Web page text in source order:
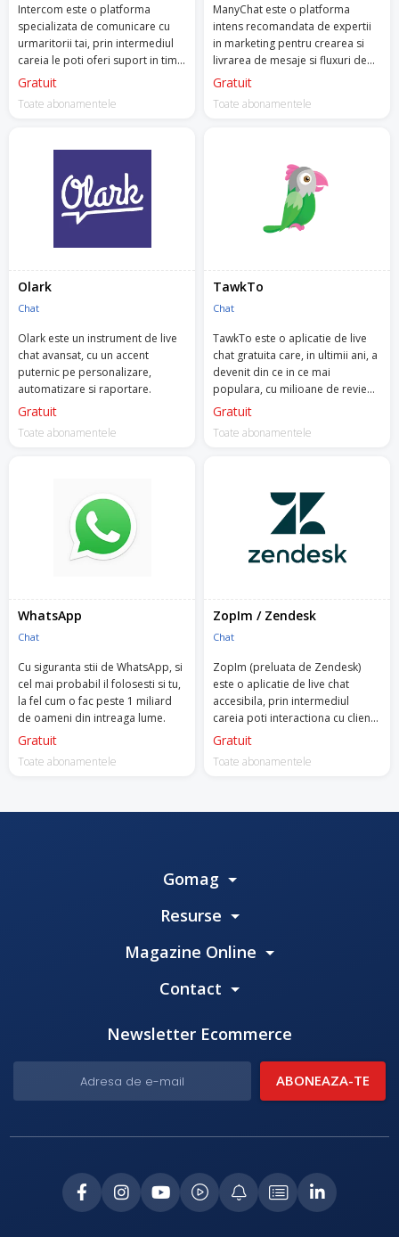
Intercom este o platforma
specializata de comunicare cu
urmaritorii tai, prin intermediul
careia le poti oferi suport in timp
real, prin aplicatie, pe social
Gratuit
Toate abonamentele
ManyChat este o platforma
intens recomandata de expertii
in marketing pentru crearea si
livrarea de mesaje si fluxuri de
mesaje automatizate, catre
Gratuit
Toate abonamentele
Olark
Chat
Olark este un instrument de live
chat avansat, cu un accent
puternic pe personalizare,
automatizare si raportare.
Gratuit
Toate abonamentele
TawkTo
Chat
TawkTo este o aplicatie de live
chat gratuita care, in ultimii ani, a
devenit din ce in ce mai
populara, cu milioane de review-
uri de 5 stele.
Gratuit
Toate abonamentele
WhatsApp
Chat
Cu siguranta stii de WhatsApp, si
cel mai probabil il folosesti si tu,
la fel cum o fac peste 1 miliard
de oameni din intreaga lume.
Gratuit
Toate abonamentele
ZopIm / Zendesk
Chat
ZopIm (preluata de Zendesk)
este o aplicatie de live chat
accesibila, prin intermediul
careia poti interactiona cu clientii
tai, poti convinge potentialii
audienta.
Gratuit
Toate abonamentele
Gomag
Resurse
Magazine Online
Contact
Newsletter Ecommerce